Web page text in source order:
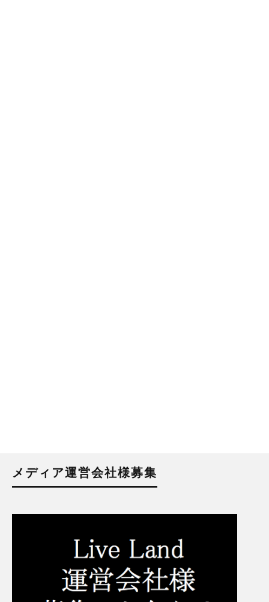
メディア運営会社様募集